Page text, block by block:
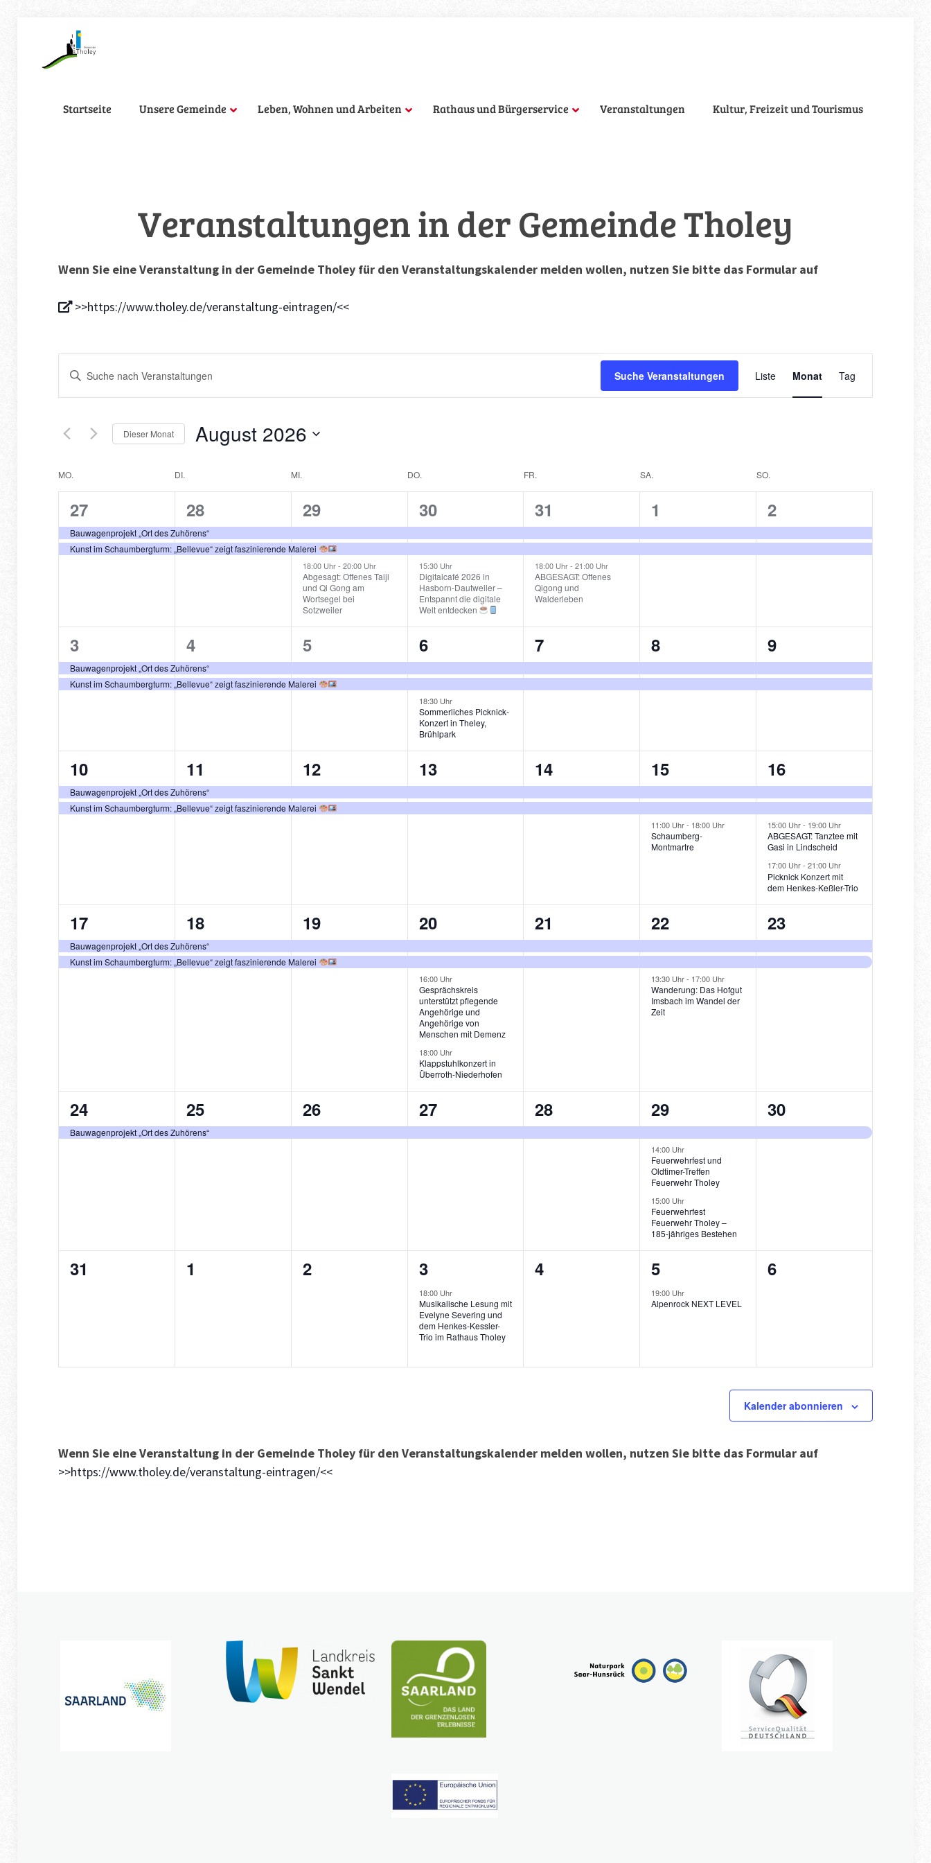
Startseite Unsere Gemeinde Leben, Wohnen und Arbeiten Rathaus und Bürgerservice Veranstaltungen Kultur, Freizeit und Tourismus
Veranstaltungen in der Gemeinde Tholey
Wenn Sie eine Veranstaltung in der Gemeinde Tholey für den Veranstaltungskalender melden wollen, nutzen Sie bitte das Formular auf
>>https://www.tholey.de/veranstaltung-eintragen/<<
Veranstaltungen
Suche
und
Navigation
Bitte
Suche
Schlüsselwort.
Suche Veranstaltungen
Ansichten-
Liste Monat Tag
Dieser Monat August 2026
Kalender
von
Veranstaltungen
MO. DI. MI. DO. FR. SA. SO.
2
Veranstaltungen,
27
Bauwagenprojekt „Ort des Zuhörens“
Kunst im Schaumbergturm: „Bellevue“ zeigt faszinierende Malerei
2
Veranstaltungen,
28
3
Veranstaltungen,
29
18:00 Uhr- 20:00 Uhr
Abgesagt: Offenes Taiji
und Qi Gong am
Wortsegel bei
Sotzweiler
3
Veranstaltungen,
30
15:30 Uhr
Digitalcafé 2026 in
Hasborn-Dautweiler –
Entspannt die digitale
Welt entdecken
3
Veranstaltungen,
31
18:00 Uhr-21:00 Uhr
ABGESAGT: Offenes
Qigong und
Walderleben
2
Veranstaltungen,
1
2
Veranstaltungen,
2
2
Veranstaltungen,
3
Bauwagenprojekt „Ort des Zuhörens“
Kunst im Schaumbergturm: „Bellevue“ zeigt faszinierende Malerei
2
Veranstaltungen,
4
2
Veranstaltungen,
5
3
Veranstaltungen,
6
18:30 Uhr
Sommerliches Picknick-
Konzert in Theley,
Brühlpark
2
Veranstaltungen,
7
2
Veranstaltungen,
8
2
Veranstaltungen,
9
2
Veranstaltungen,
10
Bauwagenprojekt „Ort des Zuhörens“
Kunst im Schaumbergturm: „Bellevue“ zeigt faszinierende Malerei
2
Veranstaltungen,
11
2
Veranstaltungen,
12
2
Veranstaltungen,
13
2
Veranstaltungen,
14
3
Veranstaltungen,
15
11:00 Uhr- 18:00 Uhr
Schaumberg-
Montmartre
4
Veranstaltungen,
16
15:00 Uhr- 19:00 Uhr
ABGESAGT: Tanztee mit
Gasi in Lindscheid
17:00 Uhr-21:00 Uhr
Picknick Konzert mit
dem Henkes-Keßler-Trio
2
Veranstaltungen,
17
Bauwagenprojekt „Ort des Zuhörens“
Kunst im Schaumbergturm: „Bellevue“ zeigt faszinierende Malerei
2
Veranstaltungen,
18
2
Veranstaltungen,
19
4
Veranstaltungen,
20
16:00 Uhr
Gesprächskreis
unterstützt pflegende
Angehörige und
Angehörige von
Menschen mit Demenz
18:00 Uhr
Klappstuhlkonzert in
Überroth-Niederhofen
2
Veranstaltungen,
21
3
Veranstaltungen,
22
13:30 Uhr- 17:00 Uhr
Wanderung: Das Hofgut
Imsbach im Wandel der
Zeit
2
Veranstaltungen,
23
1
Veranstaltung,
24
Bauwagenprojekt „Ort des Zuhörens“
1
Veranstaltung,
25
1
Veranstaltung,
26
1
Veranstaltung,
27
1
Veranstaltung,
28
3
Veranstaltungen,
29
14:00 Uhr
Feuerwehrfest und
Oldtimer-Treffen
Feuerwehr Tholey
15:00 Uhr
Feuerwehrfest
Feuerwehr Tholey –
185-jähriges Bestehen
1
Veranstaltung,
30
0
31
0
1
0
Veranstaltungen,
2
1
Veranstaltung,
3
18:00 Uhr
Musikalische Lesung mit
Evelyne Severing und
dem Henkes-Kessler-
Trio im Rathaus Tholey
0
Veranstaltungen,
4
1
Veranstaltung,
5
19:00 Uhr
Alpenrock NEXT LEVEL
0
6
Kalender abonnieren
Wenn Sie eine Veranstaltung in der Gemeinde Tholey für den Veranstaltungskalender melden wollen, nutzen Sie bitte das Formular auf
>>https://www.tholey.de/veranstaltung-eintragen/<<